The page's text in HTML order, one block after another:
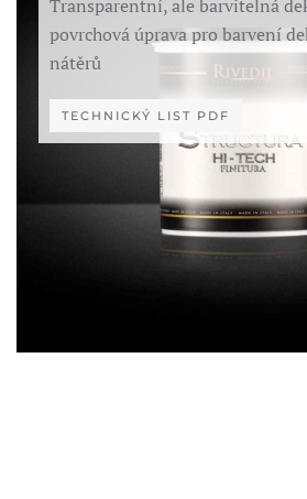
Transparentní, ale barvitelná
povrchová úprava pro barvení
nátěrů
TECHNICKÝ LIST PDF